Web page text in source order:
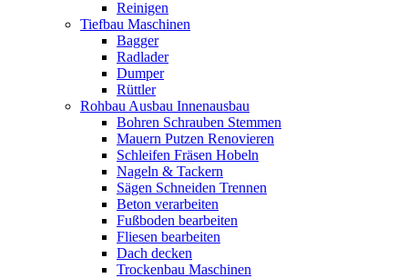
Reinigen
Tiefbau Maschinen
Bagger
Radlader
Dumper
Rüttler
Rohbau Ausbau Innenausbau
Bohren Schrauben Stemmen
Mauern Putzen Renovieren
Schleifen Fräsen Hobeln
Nageln & Tackern
Sägen Schneiden Trennen
Beton verarbeiten
Fußboden bearbeiten
Fliesen bearbeiten
Dach decken
Trockenbau Maschinen